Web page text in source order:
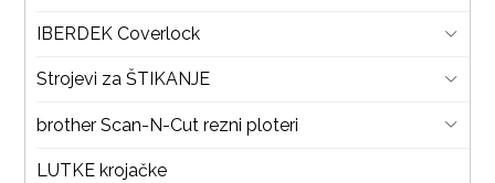
IBERDEK Coverlock
Strojevi za ŠTIKANJE
brother Scan-N-Cut rezni ploteri
LUTKE krojačke